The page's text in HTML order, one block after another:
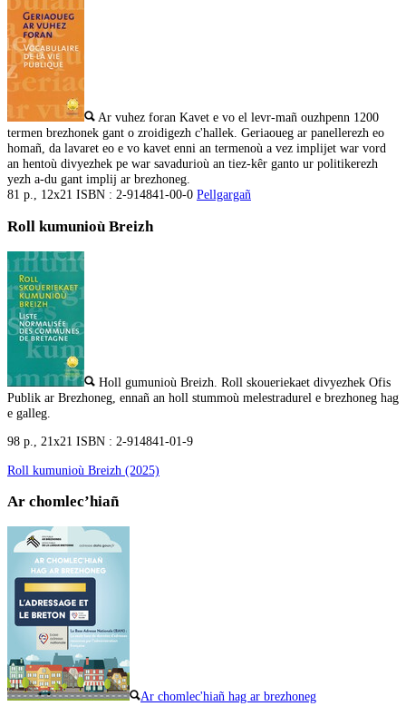
Ar vuhez foran Kavet e vo el levr-mañ ouzhpenn 1200
termen brezhonek gant o zroidigezh c'hallek. Geriaoueg ar panellerezh eo
homañ, da lavaret eo e vo kavet enni an termenoù a vez implijet war vord
an hentoù divyezhek pe war savadurioù an tiez-kêr ganto ur politikerezh
yezh a-du gant implij ar brezhoneg.
81 p., 12x21 ISBN : 2-914841-00-0 Pellgargañ
Roll kumunioù Breizh
Holl gumunioù Breizh. Roll skoueriekaet divyezhek Ofis
Publik ar Brezhoneg, ennañ an holl stummoù melestradurel e brezhoneg hag
e galleg.
98 p., 21x21 ISBN : 2-914841-01-9
Roll kumunioù Breizh (2025)
Ar chomlec’hiañ
Ar chomlec'hiañ hag ar brezhoneg